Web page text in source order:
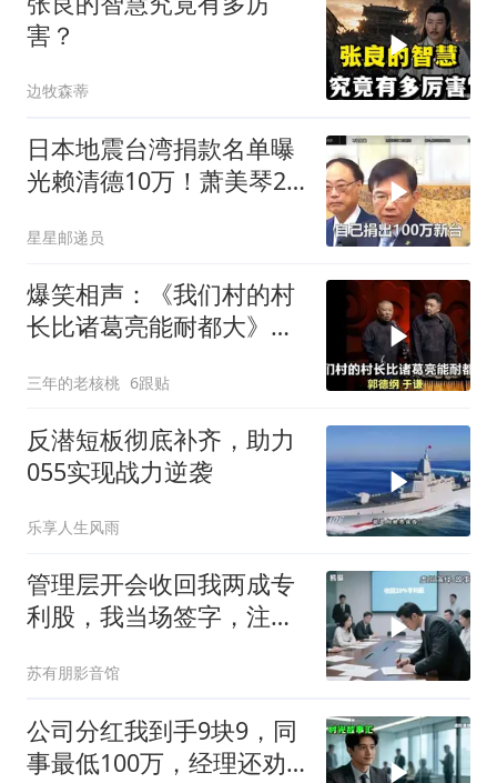
害？
边牧森蒂
日本地震台湾捐款名单曝
光赖清德10万！萧美琴20
星星邮递员
爆笑相声：《我们村的村
长比诸葛亮能耐都大》郭
三年的老核桃 6跟贴
反潜短板彻底补齐，助力
055实现战力逆袭
乐享人生风雨
管理层开会收回我两成专
利股，我当场签字，注销
苏有朋影音馆
公司分红我到手9块9，同
事最低100万，经理还劝